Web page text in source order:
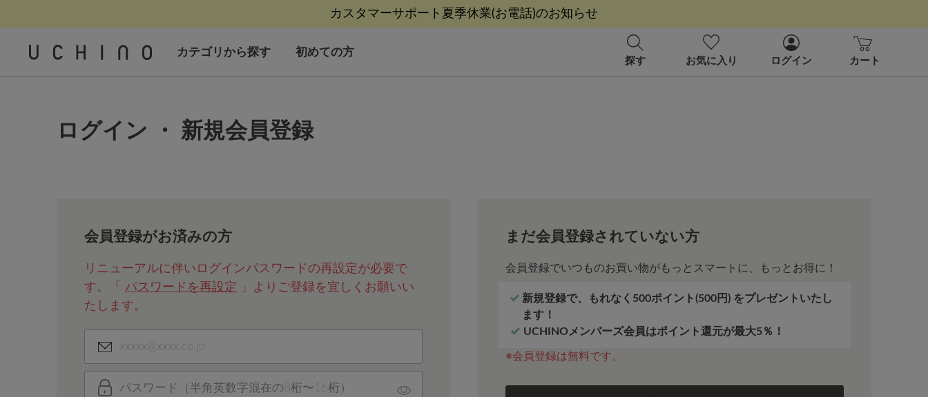
熊本地震等の影響によるお荷物配送について
【8/9(日)9:59まで！】最大10%ポイントバック
カスタマーサポート夏季休業(お電話)のお知らせ
熊本地震等の影響によるお荷物配送について
【8/9(日)9:59まで！】最大10%ポイントバック
カテゴリから探す 初めての方
ログイン カート
お気に入り
探す
ログイン ・ 新規会員登録
会員登録がお済みの方
リニューアルに伴いログインパスワードの再設定が必要で
す。「 パスワードを再設定
」よりご登録を宜しくお願いい
たします。
まだ会員登録されていない方
会員登録でいつものお買い物がもっとスマートに、もっとお得に！
新規登録で、もれなく500ポイント(500円) をプレゼントいたし
ます！
UCHINOメンバーズ会員はポイント還元が最大5％！
※会員登録は無料です。